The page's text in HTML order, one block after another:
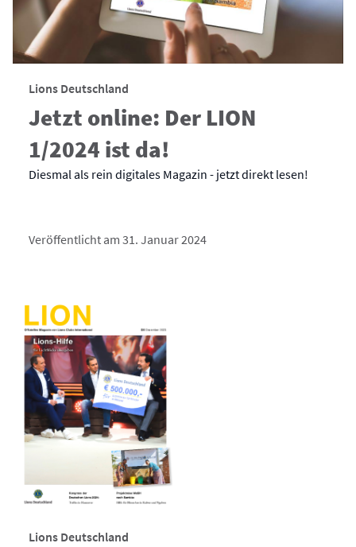
Lions Deutschland
Jetzt online: Der LION
1/2024 ist da!
Diesmal als rein digitales Magazin - jetzt direkt lesen!
Veröffentlicht am 31. Januar 2024
Lions Deutschland